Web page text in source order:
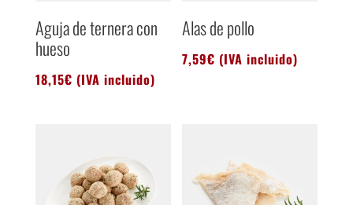
Aguja de ternera con
hueso
18,15€ (IVA incluido)
Alas de pollo
7,59€ (IVA incluido)